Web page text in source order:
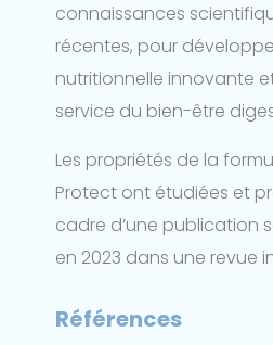
connaissances
récentes, pour
nutritionnelle innovante
service du bien-être
Les propriétés de la
Protect ont étudiées et
cadre d’une publication
en 2023 dans une revue
Références